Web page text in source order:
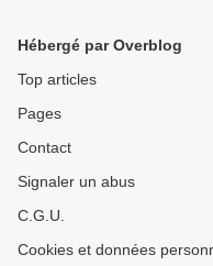
Hébergé par Overblog
Top articles
Pages
Contact
Signaler un abus
C.G.U.
Cookies et données